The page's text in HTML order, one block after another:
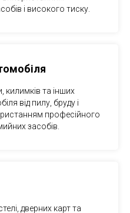
і високого тиску.
та інших
від пилу, бруду і
професійного
засобів.
дверних карт та